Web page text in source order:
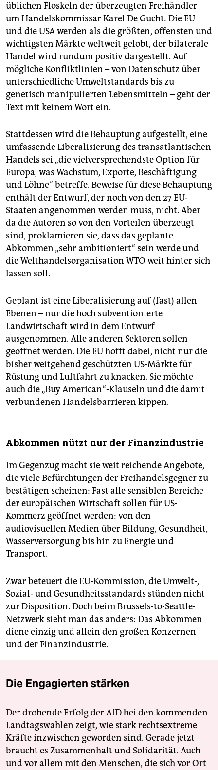
üblichen Floskeln der überzeugten Freihändler
um Handelskommissar Karel De Gucht: Die EU
und die USA werden als die größten, offensten und
wichtigsten Märkte weltweit gelobt, der bilaterale
Handel wird rundum positiv dargestellt. Auf
mögliche Konfliktlinien – von Datenschutz über
unterschiedliche Umweltstandards bis zu
genetisch manipulierten Lebensmitteln – geht der
Text mit keinem Wort ein.
Stattdessen wird die Behauptung aufgestellt, eine
umfassende Liberalisierung des transatlantischen
Handels sei „die vielversprechendste Option für
Europa, was Wachstum, Exporte, Beschäftigung
und Löhne“ betreffe. Beweise für diese Behauptung
enthält der Entwurf, der noch von den 27 EU-
Staaten angenommen werden muss, nicht. Aber
da die Autoren so von den Vorteilen überzeugt
sind, proklamieren sie, dass das geplante
Abkommen „sehr ambitioniert“ sein werde und
die Welthandelsorganisation WTO weit hinter sich
lassen soll.
Geplant ist eine Liberalisierung auf (fast) allen
Ebenen – nur die hoch subventionierte
Landwirtschaft wird in dem Entwurf
ausgenommen. Alle anderen Sektoren sollen
geöffnet werden. Die EU hofft dabei, nicht nur die
bisher weitgehend geschützten US-Märkte für
Rüstung und Luftfahrt zu knacken. Sie möchte
auch die „Buy American“-Klauseln und die damit
verbundenen Handelsbarrieren kippen.
Abkommen nützt nur der Finanzindustrie
Im Gegenzug macht sie weit reichende Angebote,
die viele Befürchtungen der Freihandelsgegner zu
bestätigen scheinen: Fast alle sensiblen Bereiche
der europäischen Wirtschaft sollen für US-
Kommerz geöffnet werden: von den
audiovisuellen Medien über Bildung, Gesundheit,
Wasserversorgung bis hin zu Energie und
Transport.
Zwar beteuert die EU-Kommission, die Umwelt-,
Sozial- und Gesundheitsstandards stünden nicht
zur Disposition. Doch beim Brussels-to-Seattle-
Netzwerk sieht man das anders: Das Abkommen
diene einzig und allein den großen Konzernen
und der Finanzindustrie.
Die Engagierten stärken
Der drohende Erfolg der AfD bei den kommenden
Landtagswahlen zeigt, wie stark rechtsextreme
Kräfte inzwischen geworden sind. Gerade jetzt
braucht es Zusammenhalt und Solidarität. Auch
und vor allem mit den Menschen, die sich vor Ort